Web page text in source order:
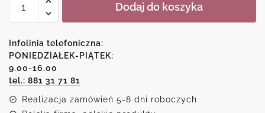
Reprodukcja
z
chabrową
abstrakcją
Dodaj do koszyka
Infolinia telefoniczna:
PONIEDZIAŁEK-PIĄTEK:
9.00-16.00
tel.: 881 31 71 81
Realizacja zamówień 5-8 dni roboczych